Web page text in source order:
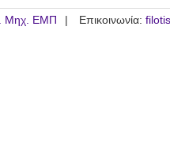
Μηχ. ΕΜΠ Επικοινωνία: